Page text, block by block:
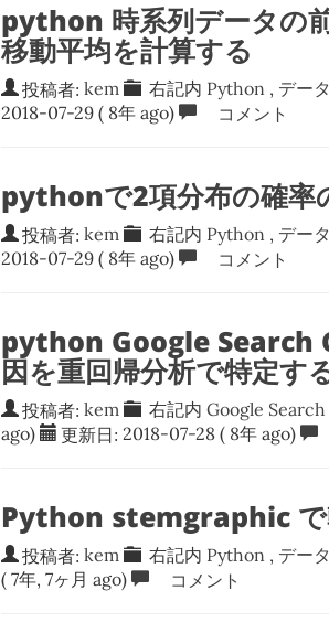
python 時系列データの
移動平均を計算する
投稿者: kem 右記内 Python , デー
2018-07-29 ( 8年 ago) コメント
pythonで2項分布の確率
投稿者: kem 右記内 Python , デー
2018-07-29 ( 8年 ago) コメント
python Google Search
因を重回帰分析で特定す
投稿者: kem 右記内Google
ago)
更新日: 2018-07-28 ( 8年 ago)
Python stemgraphic で
投稿者: kem 右記内 Python , デー
( 7年, 7ヶ月 ago)
コメント